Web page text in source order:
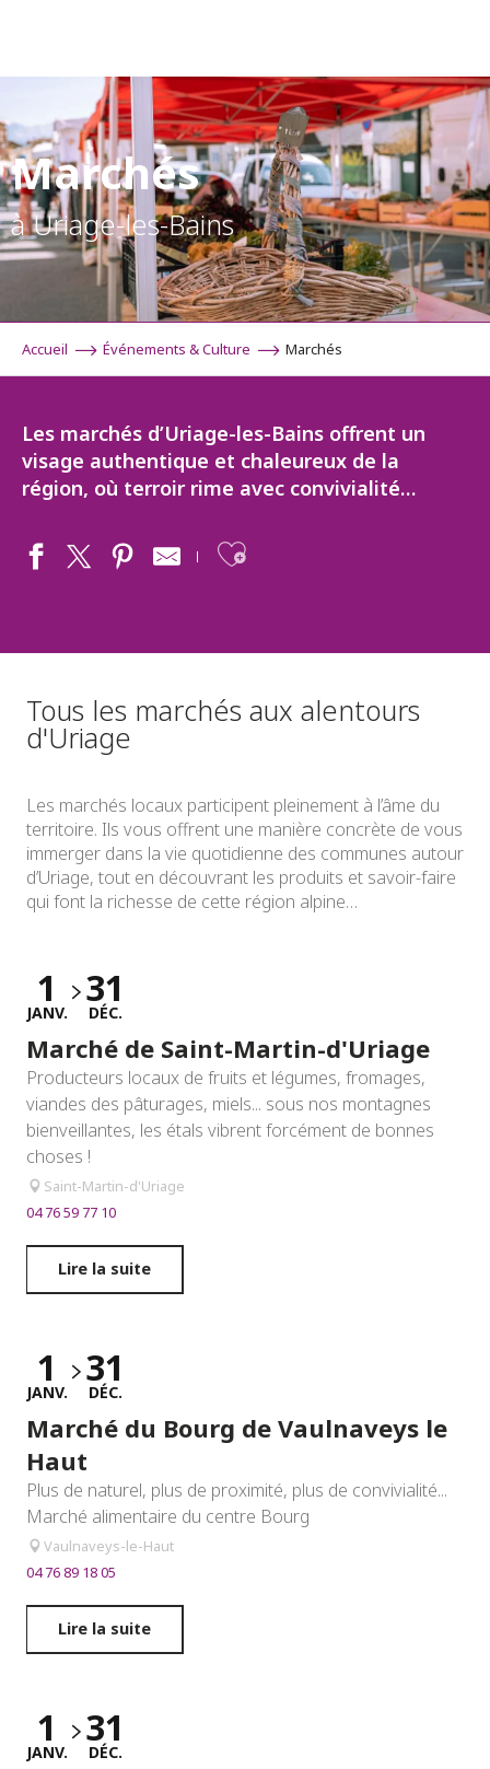
Marchés
à Uriage-les-Bains
Accueil Événements & Culture Marchés
Les marchés d’Uriage-les-Bains offrent un
visage authentique et chaleureux de la
région, où terroir rime avec convivialité…
Ajouter aux
Tous les marchés aux alentours
d'Uriage
Les marchés locaux participent pleinement à l’âme du
territoire. Ils vous offrent une manière concrète de vous
immerger dans la vie quotidienne des communes autour
d’Uriage, tout en découvrant les produits et savoir-faire
qui font la richesse de cette région alpine…
1
JANV.
31
DÉC.
Marché de Saint-Martin-d'Uriage
Producteurs locaux de fruits et légumes, fromages,
viandes des pâturages, miels... sous nos montagnes
bienveillantes, les étals vibrent forcément de bonnes
choses !
Saint-Martin-d'Uriage
04 76 59 77 10
Lire la suite
1
JANV.
31
DÉC.
Marché du Bourg de Vaulnaveys le
Haut
Plus de naturel, plus de proximité, plus de convivialité...
Marché alimentaire du centre Bourg
Vaulnaveys-le-Haut
04 76 89 18 05
Lire la suite
1
JANV.
31
DÉC.